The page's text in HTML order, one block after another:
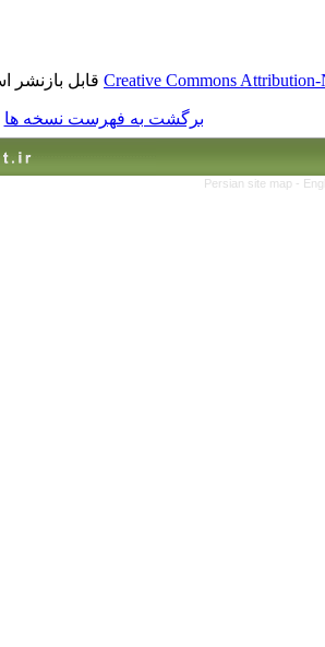
Creativeقابل بازنشر است.
به فهرست نسخه ها